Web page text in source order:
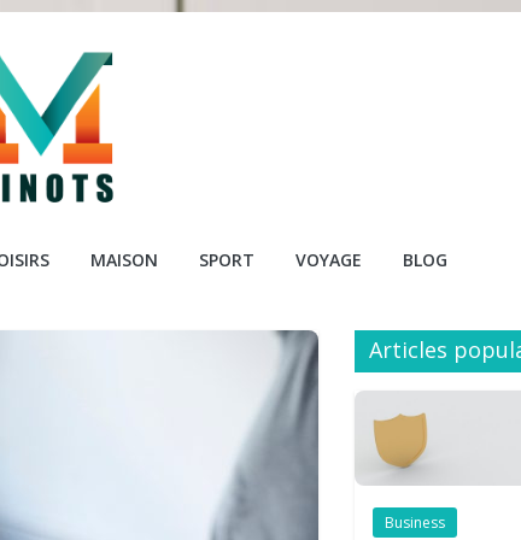
MAISON SPORT VOYAGE BLOG
Articles
Business